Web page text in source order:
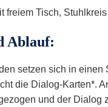
freiem Tisch, Stuhlkreis
Ablauf:
setzen sich in einen
die Dialog-Karten*.
und der Dialog